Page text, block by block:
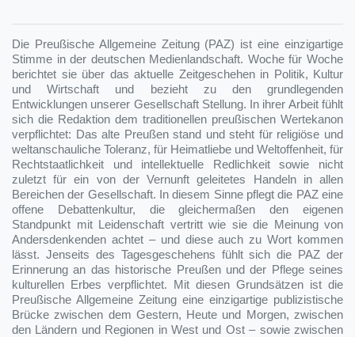
Die Preußische Allgemeine Zeitung (PAZ) ist eine einzigartige
Stimme in der deutschen Medienlandschaft. Woche für Woche
berichtet sie über das aktuelle Zeitgeschehen in Politik, Kultur
und Wirtschaft und bezieht zu den grundlegenden
Entwicklungen unserer Gesellschaft Stellung. In ihrer Arbeit fühlt
sich die Redaktion dem traditionellen preußischen Wertekanon
verpflichtet: Das alte Preußen stand und steht für religiöse und
weltanschauliche Toleranz, für Heimatliebe und Weltoffenheit, für
Rechtstaatlichkeit und intellektuelle Redlichkeit sowie nicht
zuletzt für ein von der Vernunft geleitetes Handeln in allen
Bereichen der Gesellschaft. In diesem Sinne pflegt die PAZ eine
offene Debattenkultur, die gleichermaßen den eigenen
Standpunkt mit Leidenschaft vertritt wie sie die Meinung von
Andersdenkenden achtet – und diese auch zu Wort kommen
lässt. Jenseits des Tagesgeschehens fühlt sich die PAZ der
Erinnerung an das historische Preußen und der Pflege seines
kulturellen Erbes verpflichtet. Mit diesen Grundsätzen ist die
Preußische Allgemeine Zeitung eine einzigartige publizistische
Brücke zwischen dem Gestern, Heute und Morgen, zwischen
den Ländern und Regionen in West und Ost – sowie zwischen